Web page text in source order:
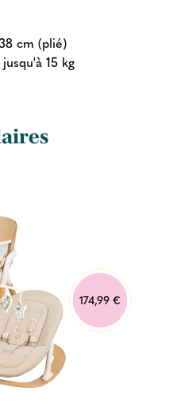
cm (plié)
15 kg
174,99 €